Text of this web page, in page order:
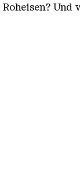
Und